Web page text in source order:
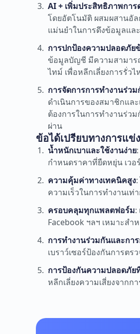
AI + เพิ่มประสิทธิภาพกา
โดยอัตโนมัติ ผสมผสานอั
แม่นยำในการดึงข้อมูลแล
การปกป้องความปลอดภัย
ข้อมูลบัญชี มีความสามาร
ไทม์ เพื่อหลีกเลี่ยงการรั่
การจัดการการทำงานร่ว
ดำเนินการของสมาชิกแล
ต้องการในการทำงานร่ว
ผ่าน
ข้อได้เปรียบทางการแ
น้ำหนักเบาและใช้งานง่าย
กำหนดราคาที่ยืดหยุ่น เว
ความคุ้มค่าทางเทคนิคสูง
ความเร็วในการทำงานเ
ครอบคลุมทุกแพลตฟอร์ม:
Facebook ฯลฯ เหมาะส
การทำงานร่วมกันและกา
เบราว์เซอร์ป้องกันการต
การป้องกันความปลอดภัย
หลีกเลี่ยงความเสี่ยงจาก